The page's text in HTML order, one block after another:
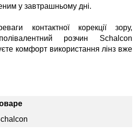
у завтрашньому дні.
контактної корекції зору,
розчин Schalcon
комфорт використання лінз вже